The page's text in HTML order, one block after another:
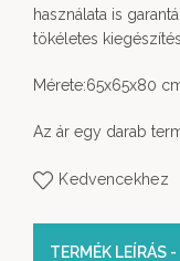
használata is
tökéletes
Mérete:65x65x80
Az ár egy darab
Kedvencekhez
TERMÉK LEÍRÁS